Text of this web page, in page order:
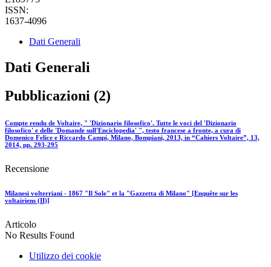
ISSN:
1637-4096
Dati Generali
Dati Generali
Pubblicazioni (2)
Compte rendu de Voltaire, " 'Dizionario filosofico'. Tutte le voci del 'Dizionario
filosofico' e delle 'Domande sull'Enciclopedia' ", testo francese a fronte, a cura di
Domenico Felice e Riccardo Campi, Milano, Bompiani, 2013, in “Cahiers Voltaire”, 13,
2014, pp. 293-295
Recensione
Milanesi volterriani - 1867 "Il Sole" et la "Gazzetta di Milano" [Enquête sur les
voltairiens (II)]
Articolo
No Results Found
Utilizzo dei cookie